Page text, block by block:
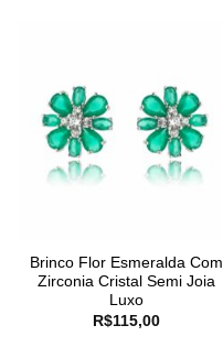
Brinco Flor Esmeralda Com
Zirconia Cristal Semi Joia
Luxo
R$115,00